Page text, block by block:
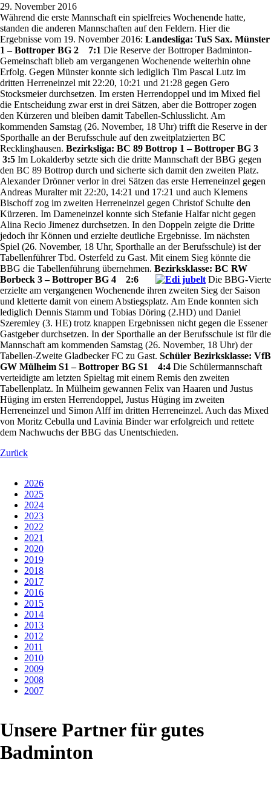
29. November 2016
Während die erste Mannschaft ein spielfreies Wochenende hatte,
standen die anderen Mannschaften auf den Feldern. Hier die
Ergebnisse vom 19. November 2016: Landesliga: TuS Sax. Münster
1 – Bottroper BG 2 7:1 Die Reserve der Bottroper Badminton-
Gemeinschaft blieb am vergangenen Wochenende weiterhin ohne
Erfolg. Gegen Münster konnte sich lediglich Tim Pascal Lutz im
dritten Herreneinzel mit 22:20, 10:21 und 21:28 gegen Gero
Stocksmeier durchsetzen. Im ersten Herrendoppel und im Mixed fiel
die Entscheidung zwar erst in drei Sätzen, aber die Bottroper zogen
den Kürzeren und bleiben damit Tabellen-Schlusslicht. Am
kommenden Samstag (26. November, 18 Uhr) trifft die Reserve in der
Sporthalle an der Berufsschule auf den zweitplatzierten BC
Recklinghausen. Bezirksliga: BC 89 Bottrop 1 – Bottroper BG 3
3:5 Im Lokalderby setzte sich die dritte Mannschaft der BBG gegen
den BC 89 Bottrop durch und sicherte sich damit den zweiten Platz.
Alexander Drönner verlor in drei Sätzen das erste Herreneinzel gegen
Andreas Muralter mit 22:20, 14:21 und 17:21 und auch Klemens
Bischoff zog im zweiten Herreneinzel gegen Christof Schulte den
Kürzeren. Im Dameneinzel konnte sich Stefanie Halfar nicht gegen
Alina Recio Jimenez durchsetzen. In den Doppeln zeigte die Dritte
jedoch ihr Können und erzielte deutliche Ergebnisse. Im nächsten
Spiel (26. November, 18 Uhr, Sporthalle an der Berufsschule) ist der
Tabellenführer Tbd. Osterfeld zu Gast. Mit einem Sieg könnte die
BBG die Tabellenführung übernehmen. Bezirksklasse: BC RW
Borbeck 3 – Bottroper BG 4 2:6
Die BBG-Vierte
erzielte am vergangenen Wochenende ihren zweiten Sieg der Saison
und kletterte damit von einem Abstiegsplatz. Am Ende konnten sich
lediglich Dennis Stamm und Tobias Döring (2.HD) und Daniel
Szeremley (3. HE) trotz knappen Ergebnissen nicht gegen die Essener
Gastgeber durchsetzen. In der Sporthalle an der Berufsschule ist für die
Mannschaft am kommenden Samstag (26. November, 18 Uhr) der
Tabellen-Zweite Gladbecker FC zu Gast. Schüler Bezirksklasse: VfB
GW Mülheim S1 – Bottroper BG S1 4:4 Die Schülermannschaft
verteidigte am letzten Spieltag mit einem Remis den zweiten
Tabellenplatz. In Mülheim gewannen Felix van Haaren und Justus
Hüging im ersten Herrendoppel, Justus Hüging im zweiten
Herreneinzel und Simon Alff im dritten Herreneinzel. Auch das Mixed
von Moritz Cebulla und Lavinia Binder war erfolgreich und rettete
dem Nachwuchs der BBG das Unentschieden.
Zurück
2026
2025
2024
2023
2022
2021
2020
2019
2018
2017
2016
2015
2014
2013
2012
2011
2010
2009
2008
2007
Unsere Partner für gutes
Badminton